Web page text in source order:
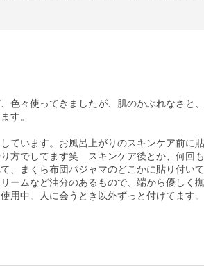
色々使ってきましたが、肌のかぶれなさと
す。
ています。お風呂上がりのスキンケア前に
方でしてます笑　スキンケア後とか、何回
、まくら布団パジャマのどこかに貼り付い
ームなど油分のあるもので、端から優しく撫
用中。人に会うとき以外ずっと付けてます。